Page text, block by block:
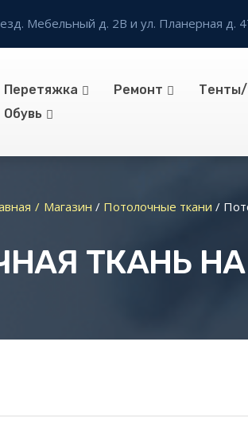
Мебельный д. 2В и ул. Планерная д.
Перетяжка Ремонт
Обувь
Магазин / Потолочные ткани /
ТКАНЬ